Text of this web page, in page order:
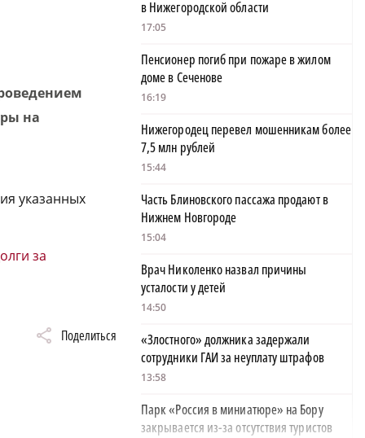
на
указанных
за
Поделиться
в Нижегородской области
17:05
Пенсионер погиб при пожаре в жилом
доме в Сеченове
16:19
Нижегородец перевел мошенникам более
7,5 млн рублей
15:44
Часть Блиновского пассажа продают в
Нижнем Новгороде
15:04
Врач Николенко назвал причины
усталости у детей
14:50
«Злостного» должника задержали
сотрудники ГАИ за неуплату штрафов
13:58
Парк «Россия в миниатюре» на Бору
закрывается из-за отсутствия туристов